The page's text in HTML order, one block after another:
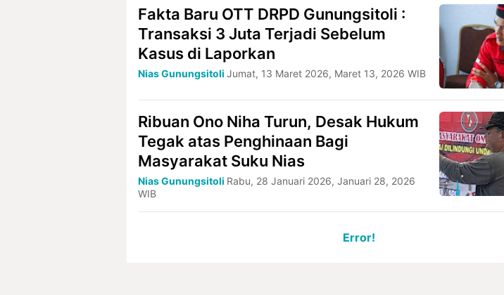
Fakta Baru OTT DRPD Gunungsitoli :
Transaksi 3 Juta Terjadi Sebelum
Kasus di Laporkan
Nias Gunungsitoli Jumat, 13 Maret 2026, Maret 13, 2026 WIB
Ribuan Ono Niha Turun, Desak Hukum
Tegak atas Penghinaan Bagi
Masyarakat Suku Nias
Nias Gunungsitoli Rabu, 28 Januari 2026, Januari 28, 2026
WIB
Error!